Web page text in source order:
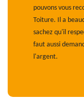
pouvons vous
Toiture. Il a
sachez qu'il
faut aussi
l'argent.